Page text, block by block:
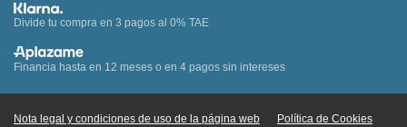
Divide tu compra en 3 pagos al 0% TAE
Financia hasta en 12 meses o en 4 pagos sin intereses
Nota legal y condiciones de uso de la página web Política de Cookies